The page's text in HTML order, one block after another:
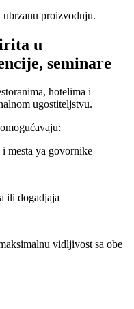
proizvodnju.
u
seminare
hotelima i
ugostiteljstvu.
mesta ya govornike
ili dogadjaja
vidljivost sa obe